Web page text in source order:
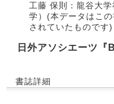
工藤 保則：龍谷大
学）(本データはこ
されていたものです)
日外アソシエーツ
書誌詳細